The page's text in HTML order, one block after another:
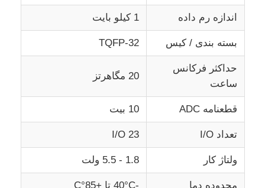
درباره ما
بازدید از کارخانه
کنترل کیفیت
با ما تماس بگیرید
اخبار
اندازه رم داده 1 کیلو بایت
بسته بندی / کیس TQFP-32
حداکثر فرکانس
ساعت
20 مگاهرتز
قطعنامه ADC 10 بیت
تعداد I/O 23 I/O
ولتاژ کار 1.8 - 5.5 ولت
محدوده دما -40°C تا +85°C